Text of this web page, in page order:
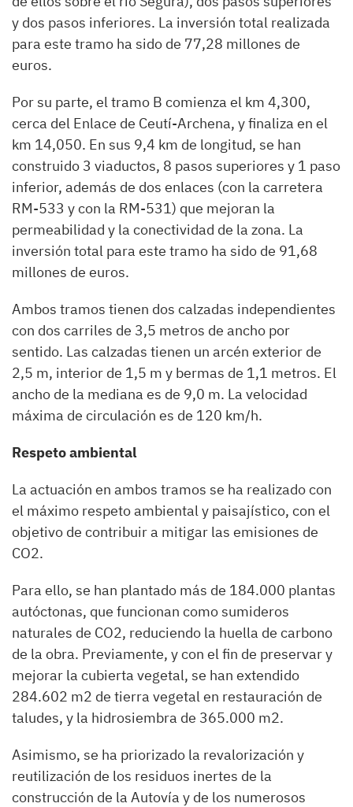
y dos pasos inferiores. La inversión total realizada
para este tramo ha sido de 77,28 millones de
euros.
Por su parte, el tramo B comienza el km 4,300,
cerca del Enlace de Ceutí-Archena, y finaliza en el
km 14,050. En sus 9,4 km de longitud, se han
construido 3 viaductos, 8 pasos superiores y 1 paso
inferior, además de dos enlaces (con la carretera
RM-533 y con la RM-531) que mejoran la
permeabilidad y la conectividad de la zona. La
inversión total para este tramo ha sido de 91,68
millones de euros.
Ambos tramos tienen dos calzadas independientes
con dos carriles de 3,5 metros de ancho por
sentido. Las calzadas tienen un arcén exterior de
2,5 m, interior de 1,5 m y bermas de 1,1 metros. El
ancho de la mediana es de 9,0 m. La velocidad
máxima de circulación es de 120 km/h.
Respeto ambiental
La actuación en ambos tramos se ha realizado con
el máximo respeto ambiental y paisajístico, con el
objetivo de contribuir a mitigar las emisiones de
CO2.
Para ello, se han plantado más de 184.000 plantas
autóctonas, que funcionan como sumideros
naturales de CO2, reduciendo la huella de carbono
de la obra. Previamente, y con el fin de preservar y
mejorar la cubierta vegetal, se han extendido
284.602 m2 de tierra vegetal en restauración de
taludes, y la hidrosiembra de 365.000 m2.
Asimismo, se ha priorizado la revalorización y
reutilización de los residuos inertes de la
construcción de la Autovía y de los numerosos